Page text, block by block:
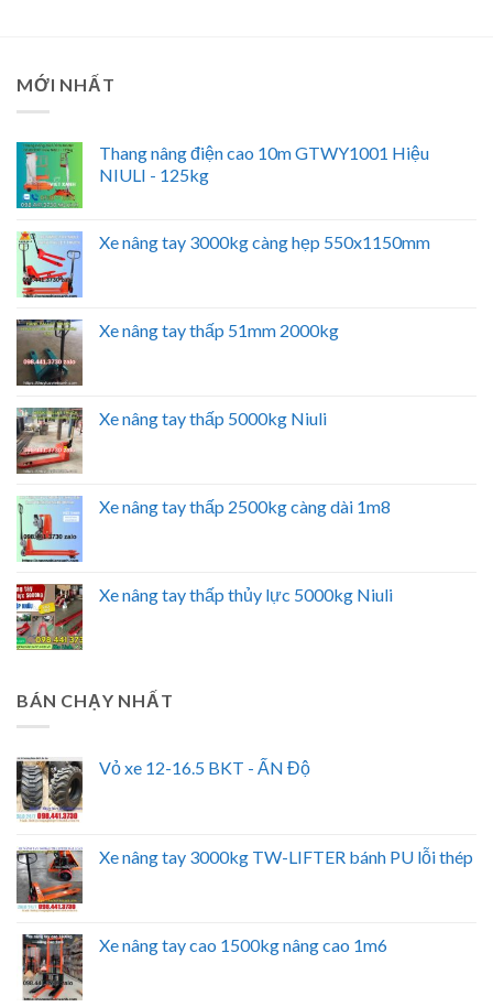
MỚI NHẤT
Thang nâng điện cao 10m GTWY1001 Hiệu
NIULI - 125kg
Xe nâng tay 3000kg càng hẹp 550x1150mm
Xe nâng tay thấp 51mm 2000kg
Xe nâng tay thấp 5000kg Niuli
Xe nâng tay thấp 2500kg càng dài 1m8
Xe nâng tay thấp thủy lực 5000kg Niuli
BÁN CHẠY NHẤT
Vỏ xe 12-16.5 BKT - ẤN Độ
Xe nâng tay 3000kg TW-LIFTER bánh PU lỗi thép
Xe nâng tay cao 1500kg nâng cao 1m6